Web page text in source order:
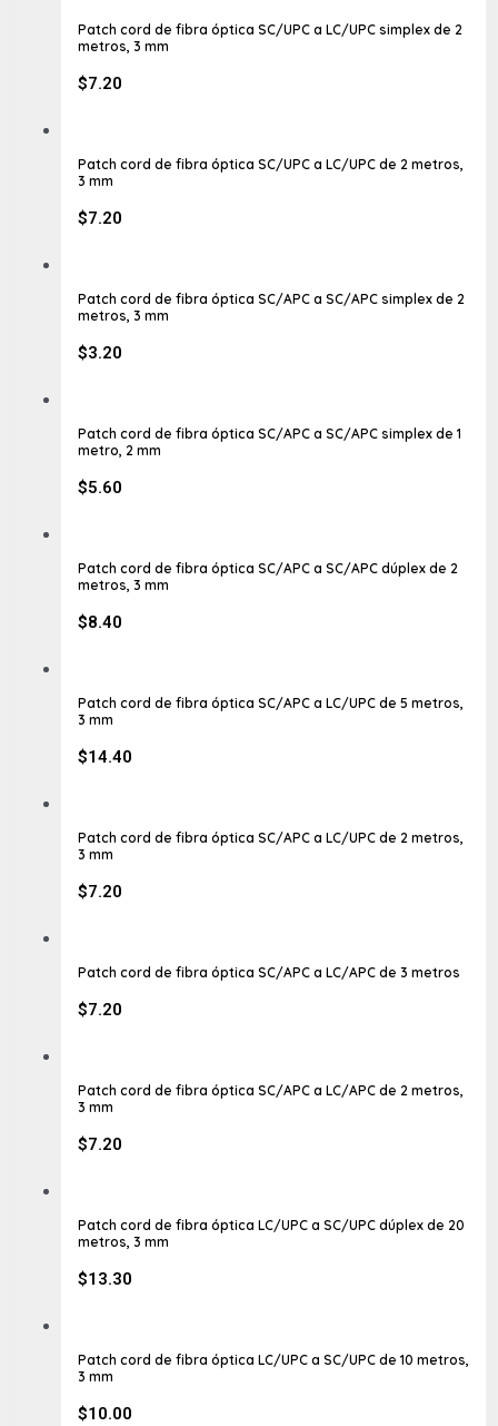
Patch cord de fibra óptica SC/UPC a LC/UPC simplex de 2
metros, 3 mm
$7.20
Patch cord de fibra óptica SC/UPC a LC/UPC de 2 metros,
3 mm
$7.20
Patch cord de fibra óptica SC/APC a SC/APC simplex de 2
metros, 3 mm
$3.20
Patch cord de fibra óptica SC/APC a SC/APC simplex de 1
metro, 2 mm
$5.60
Patch cord de fibra óptica SC/APC a SC/APC dúplex de 2
metros, 3 mm
$8.40
Patch cord de fibra óptica SC/APC a LC/UPC de 5 metros,
3 mm
$14.40
Patch cord de fibra óptica SC/APC a LC/UPC de 2 metros,
3 mm
$7.20
Patch cord de fibra óptica SC/APC a LC/APC de 3 metros
$7.20
Patch cord de fibra óptica SC/APC a LC/APC de 2 metros,
3 mm
$7.20
Patch cord de fibra óptica LC/UPC a SC/UPC dúplex de 20
metros, 3 mm
$13.30
Patch cord de fibra óptica LC/UPC a SC/UPC de 10 metros,
3 mm
$10.00